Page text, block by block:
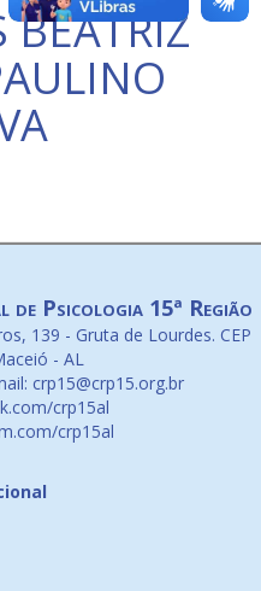
BEATRIZ
de Psicologia 15ª Região
139 - Gruta de Lourdes. CEP
- AL
crp15@crp15.org.br
crp15al
crp15al